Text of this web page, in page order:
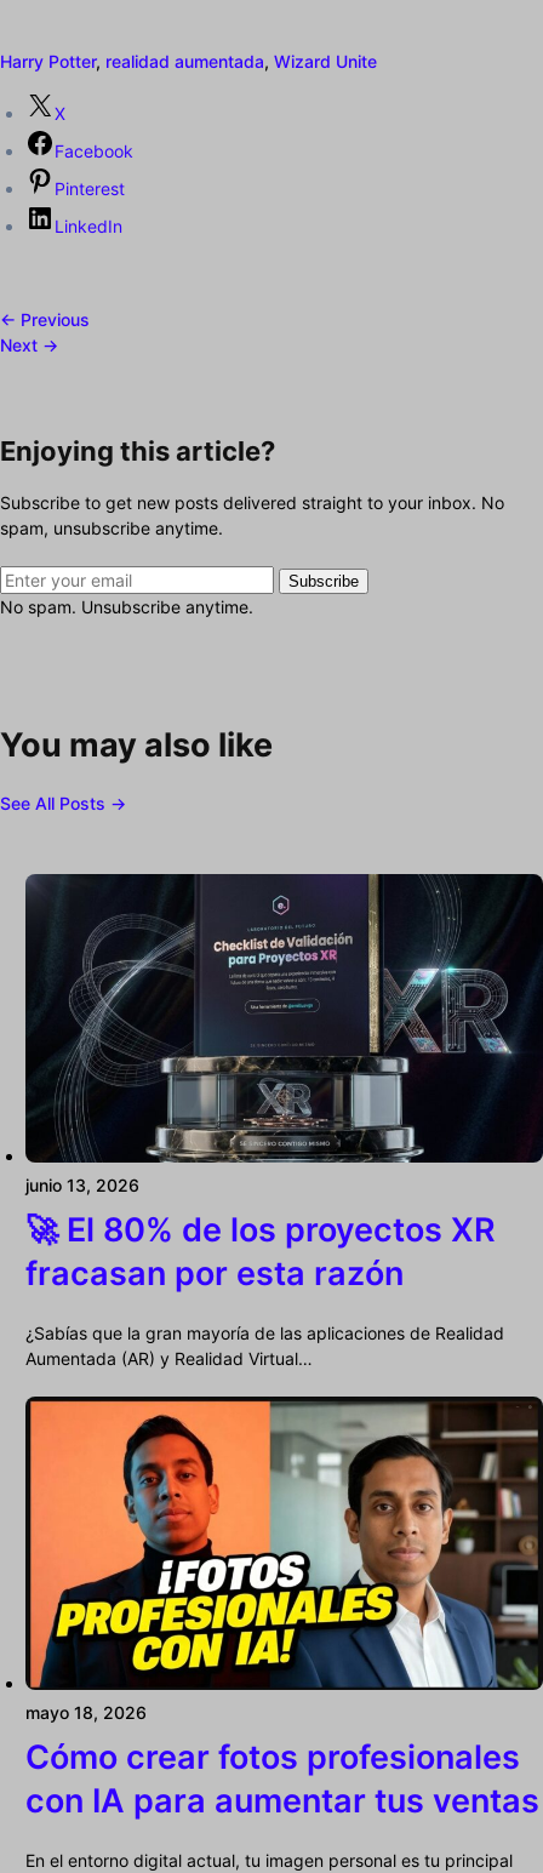
Harry Potter, realidad aumentada, Wizard Unite
X
Facebook
Pinterest
LinkedIn
← Previous
Next →
Enjoying this article?
Subscribe to get new posts delivered straight to your inbox. No
spam, unsubscribe anytime.
Subscribe
No spam. Unsubscribe anytime.
You may also like
See All Posts →
junio 13, 2026
🚀 El 80% de los proyectos XR
fracasan por esta razón
¿Sabías que la gran mayoría de las aplicaciones de Realidad
Aumentada (AR) y Realidad Virtual…
mayo 18, 2026
Cómo crear fotos profesionales
con IA para aumentar tus ventas
En el entorno digital actual, tu imagen personal es tu principal